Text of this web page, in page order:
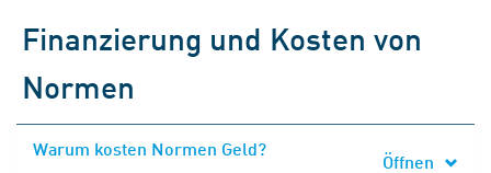
Finanzierung und Kosten von
Normen
Warum kosten Normen Geld?
Öffnen